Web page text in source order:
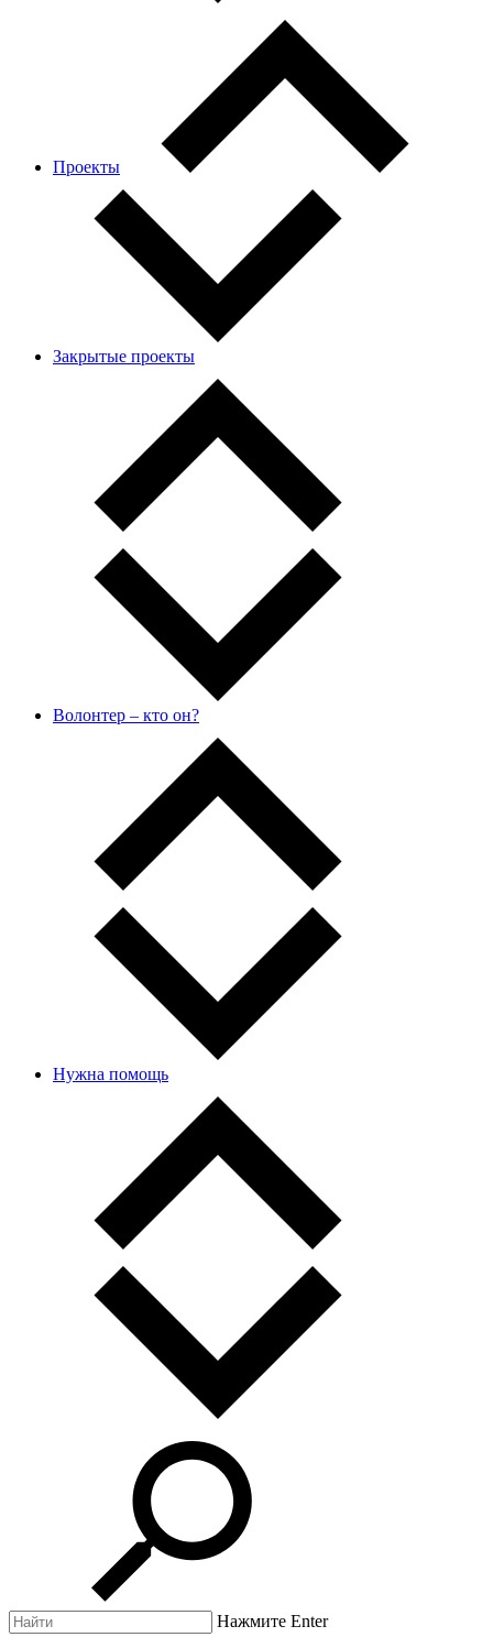
Проекты
Закрытые проекты
Волонтер – кто он?
Нужна помощь
Нажмите Enter